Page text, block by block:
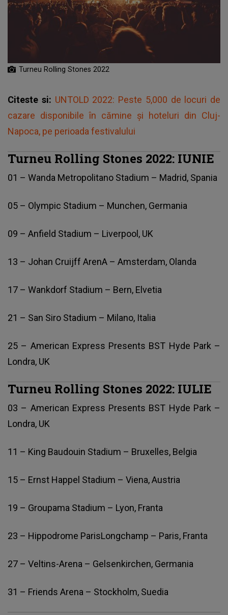
Turneu Rolling Stones 2022
Citeste si: UNTOLD 2022: Peste 5,000 de locuri de
cazare disponibile în cămine și hoteluri din Cluj-
Napoca, pe perioada festivalului
Turneu Rolling Stones 2022: IUNIE
01 – Wanda Metropolitano Stadium – Madrid, Spania
05 – Olympic Stadium – Munchen, Germania
09 – Anfield Stadium – Liverpool, UK
13 – Johan Cruijff ArenA – Amsterdam, Olanda
17 – Wankdorf Stadium – Bern, Elvetia
21 – San Siro Stadium – Milano, Italia
25 – American Express Presents BST Hyde Park –
Londra, UK
Turneu Rolling Stones 2022: IULIE
03 – American Express Presents BST Hyde Park –
Londra, UK
11 – King Baudouin Stadium – Bruxelles, Belgia
15 – Ernst Happel Stadium – Viena, Austria
19 – Groupama Stadium – Lyon, Franta
23 – Hippodrome ParisLongchamp – Paris, Franta
27 – Veltins-Arena – Gelsenkirchen, Germania
31 – Friends Arena – Stockholm, Suedia